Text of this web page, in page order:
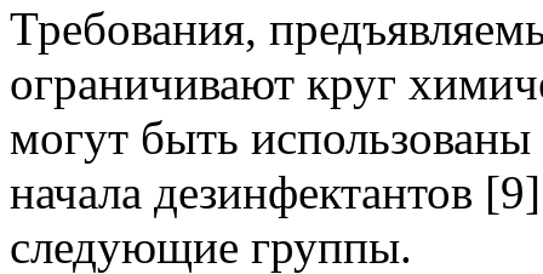
Требования,
ограничивают круг
могут быть
начала дезинфектантов
следующие группы.